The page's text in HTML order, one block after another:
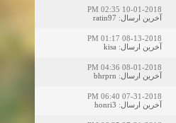
10-01-2018 02:35 PM
آخرین ارسال:
ratin97
08-13-2018 01:17 PM
آخرین ارسال:
kisa
08-01-2018 04:36 PM
آخرین ارسال:
bhrprn
07-31-2018 06:40 PM
آخرین ارسال:
honri3